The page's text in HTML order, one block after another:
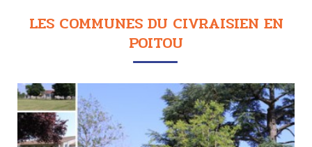
LES COMMUNES DU CIVRAISIEN EN
POITOU